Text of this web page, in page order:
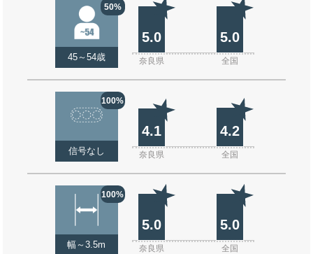
50%
45～54歳
5.0 5.0
奈良県 全国
100%
信号なし
4.1 4.2
奈良県 全国
100%
幅～3.5m
5.0 5.0
奈良県 全国